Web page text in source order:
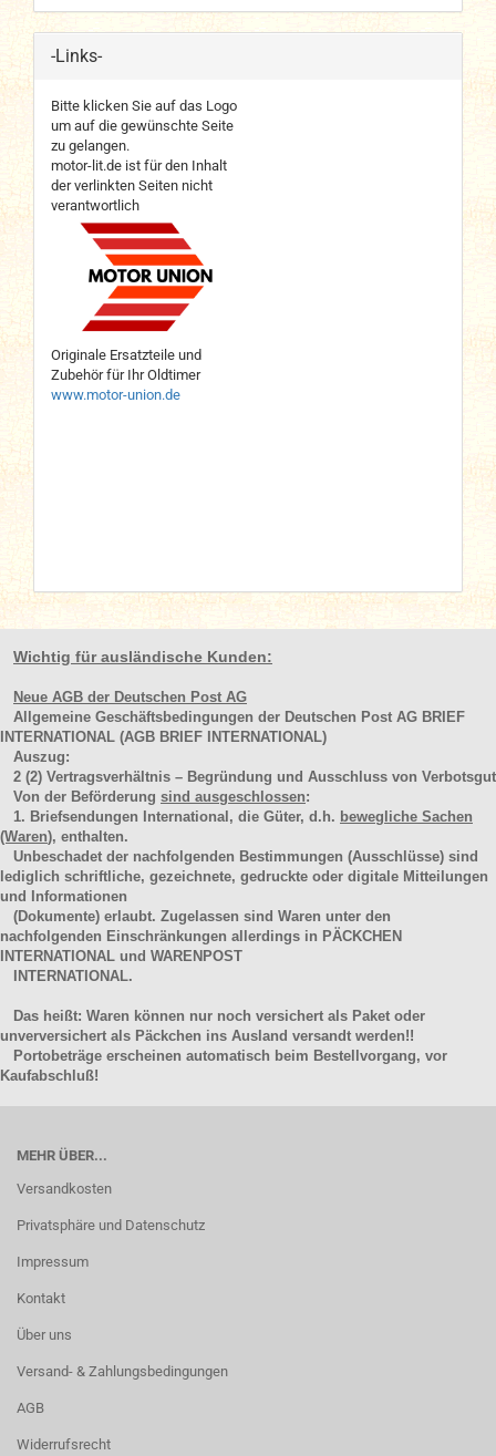
-Links-
Bitte klicken Sie auf das Logo
um auf die gewünschte Seite
zu gelangen.
motor-lit.de ist für den Inhalt
der verlinkten Seiten nicht
verantwortlich
Originale Ersatzteile und
Zubehör für Ihr Oldtimer
www.motor-union.de
Wichtig für ausländische Kunden:
Neue AGB der Deutschen Post AG
Allgemeine Geschäftsbedingungen der Deutschen Post AG BRIEF
INTERNATIONAL (AGB BRIEF INTERNATIONAL)
Auszug:
2 (2) Vertragsverhältnis – Begründung und Ausschluss von Verbotsgut
Von der Beförderung sind ausgeschlossen:
1. Briefsendungen International, die Güter, d.h. bewegliche Sachen
(Waren), enthalten.
Unbeschadet der nachfolgenden Bestimmungen (Ausschlüsse) sind
lediglich schriftliche, gezeichnete, gedruckte oder digitale Mitteilungen
und Informationen
(Dokumente) erlaubt. Zugelassen sind Waren unter den
nachfolgenden Einschränkungen allerdings in PÄCKCHEN
INTERNATIONAL und WARENPOST
INTERNATIONAL.
Das heißt: Waren können nur noch versichert als Paket oder
unverversichert als Päckchen ins Ausland versandt werden!!
Portobeträge erscheinen automatisch beim Bestellvorgang, vor
Kaufabschluß!
MEHR ÜBER...
Versandkosten
Privatsphäre und Datenschutz
Impressum
Kontakt
Über uns
Versand- & Zahlungsbedingungen
AGB
Widerrufsrecht